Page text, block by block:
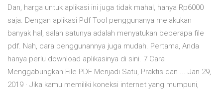
Dan, harga untuk aplikasi ini juga tidak mahal, hanya Rp6000
saja. Dengan aplikasi Pdf Tool penggunanya melakukan
banyak hal, salah satunya adalah menyatukan beberapa file
pdf. Nah, cara penggunannya juga mudah. Pertama, Anda
hanya perlu download aplikasinya di sini. 7 Cara
Menggabungkan File PDF Menjadi Satu, Praktis dan ... Jan 29,
2019 · Jika kamu memiliki koneksi internet yang mumpuni,